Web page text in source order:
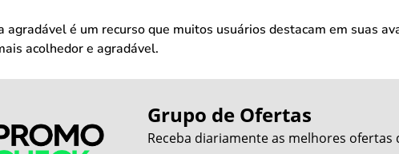
agradável é um recurso que muitos usuários destacam em suas
acolhedor e agradável.
Grupo de Ofertas
Receba diariamente as melhores